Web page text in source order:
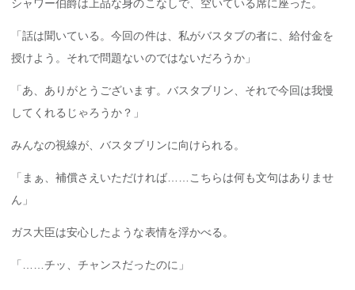
シャワー伯爵は上品な身のこなしで、空いている席に座った。
「話は聞いている。今回の件は、私がバスタブの者に、給付金を
授けよう。それで問題ないのではないだろうか」
「あ、ありがとうございます。バスタブリン、それで今回は我慢
してくれるじゃろうか？」
みんなの視線が、バスタブリンに向けられる。
「まぁ、補償さえいただければ……こちらは何も文句はありませ
ん」
ガス大臣は安心したような表情を浮かべる。
「……チッ、チャンスだったのに」